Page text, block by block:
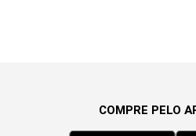
COMPRE PELO